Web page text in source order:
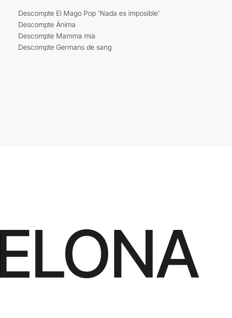
Descompte El Mago Pop 'Nada es imposible'
Descompte Ànima
Descompte Mamma mia
Descompte Germans de sang